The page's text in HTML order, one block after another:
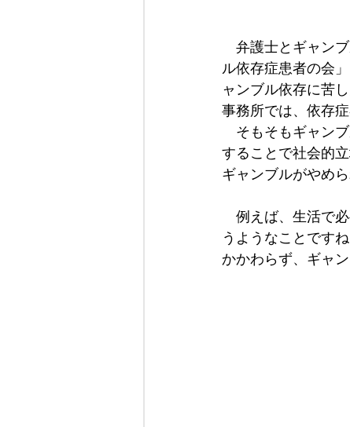
弁護士とギャンブ
ル依存症患者の会
ャンブル依存に苦
事務所では、依存
そもそもギャンブ
することで社会的
ギャンブルがやめ
例えば、生活で必
うようなことです
かかわらず、ギャ